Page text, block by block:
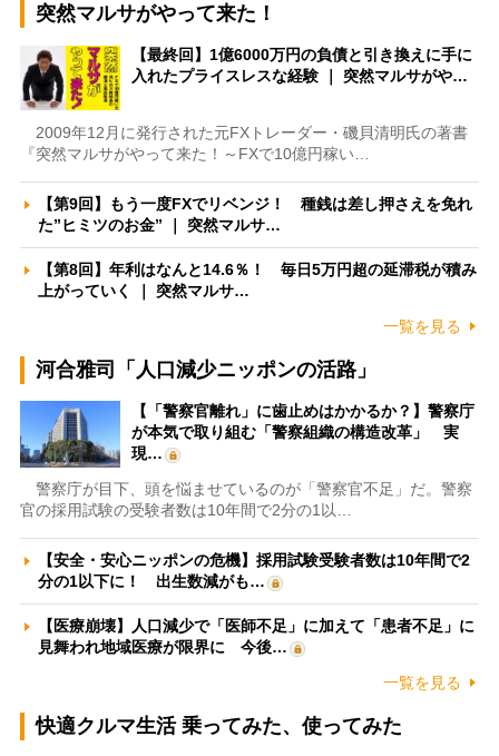
突然マルサがやって来た！
【最終回】1億6000万円の負債と引き換えに手に
入れたプライスレスな経験 ｜ 突然マルサがや…
2009年12月に発行された元FXトレーダー・磯貝清明氏の著書
『突然マルサがやって来た！～FXで10億円稼い…
【第9回】もう一度FXでリベンジ！ 種銭は差し押さえを免れ
た”ヒミツのお金” ｜ 突然マルサ…
【第8回】年利はなんと14.6％！ 毎日5万円超の延滞税が積み
上がっていく ｜ 突然マルサ…
一覧を見る
河合雅司「人口減少ニッポンの活路」
【「警察官離れ」に歯止めはかかるか？】警察庁
が本気で取り組む「警察組織の構造改革」 実
現…
警察庁が目下、頭を悩ませているのが「警察官不足」だ。警察
官の採用試験の受験者数は10年間で2分の1以…
【安全・安心ニッポンの危機】採用試験受験者数は10年間で2
分の1以下に！ 出生数減がも…
【医療崩壊】人口減少で「医師不足」に加えて「患者不足」に
見舞われ地域医療が限界に 今後…
一覧を見る
快適クルマ生活 乗ってみた、使ってみた